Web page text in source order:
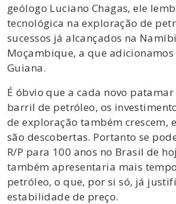
geólogo Luciano Chagas, ele
tecnológica na exploração de
sucessos já alcançados na
Moçambique, a que
Guiana.
É óbvio que a cada novo
barril de petróleo, os
de exploração também crescem,
são descobertas. Portanto se
R/P para 100 anos no Brasil de
também apresentaria mais
petróleo, o que, por si só, já
estabilidade de preço.